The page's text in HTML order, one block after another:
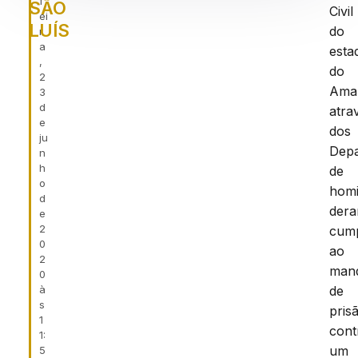
ei
r
a
,
2
3
d
e
ju
n
h
o
d
e
2
0
2
0
à
s
1
1:
5
SÃO
LUÍS
Civil
do
do
dos
de
ao
de
um